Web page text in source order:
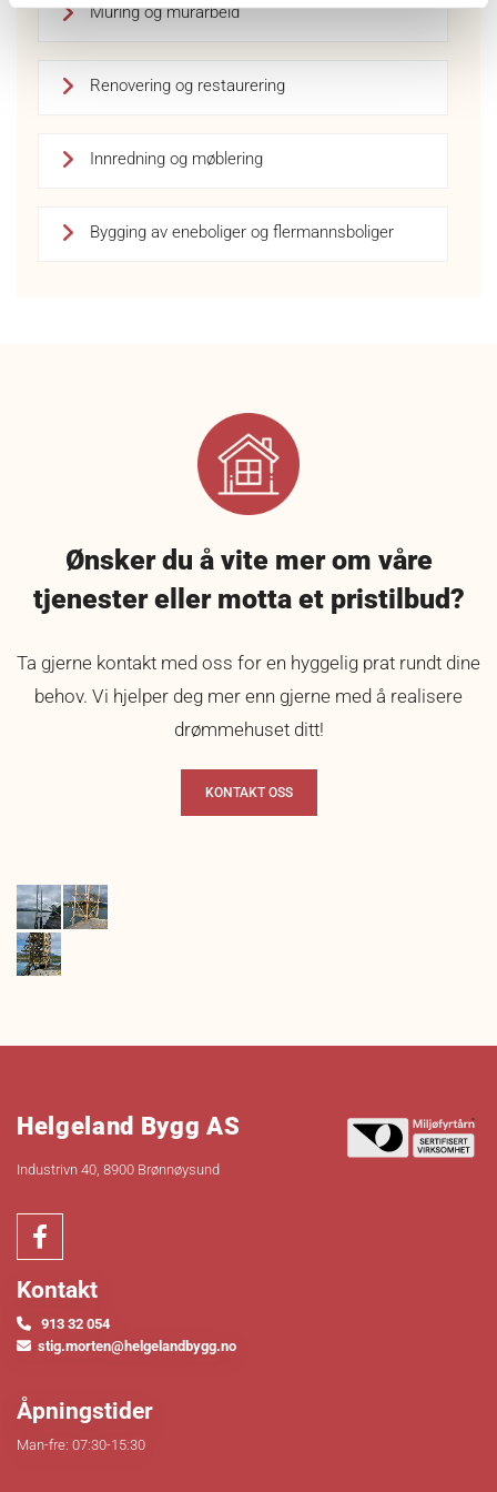
Muring og murarbeid
Renovering og restaurering
Innredning og møblering
Bygging av eneboliger og flermannsboliger
Ønsker du å vite mer om våre
tjenester eller motta et pristilbud?
Ta gjerne kontakt med oss for en hyggelig prat rundt dine
behov. Vi hjelper deg mer enn gjerne med å realisere
drømmehuset ditt!
KONTAKT OSS
Helgeland Bygg AS
Industrivn 40, 8900 Brønnøysund
Kontakt
 913 32 054
 stig.morten@helgelandbygg.no
Åpningstider
Man-fre: 07:30-15:30